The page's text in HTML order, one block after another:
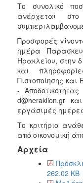
2016
2015
2013
2012
2011
2010
2006
ΤΟΠΟΣ
Το συνολικό
ανέρχεται
Προσφορές
ημέρα
Ηρακλείου, στην
και
Πιστοποίησης
-
d@heraklion.gr
εργάσιμές
Το κριτήριο
από οικονομική
Αρχεία
262.02 KB